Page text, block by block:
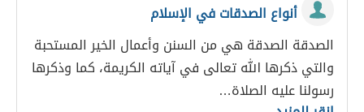
أنواع الصدقات في الإسلام
الصدقة الصدقة هي من السنن وأعمال الخير المستحبة
والتي ذكرها الله تعالى في آياته الكريمة، كما وذكرها
رسولنا عليه الصلاة…